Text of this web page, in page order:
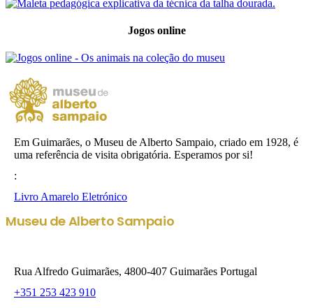
Jogos online
Em Guimarães, o Museu de Alberto Sampaio, criado em 1928, é
uma referência de visita obrigatória. Esperamos por si!
:
Livro Amarelo Eletrónico
Museu de Alberto Sampaio
Rua Alfredo Guimarães, 4800-407 Guimarães Portugal
+351 253 423 910